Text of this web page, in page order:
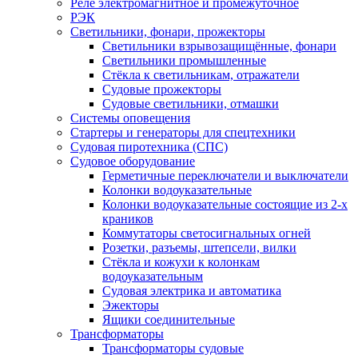
РЭК
Светильники, фонари, прожекторы
Светильники взрывозащищённые, фонари
Светильники промышленные
Стёкла к светильникам, отражатели
Судовые прожекторы
Судовые светильники, отмашки
Системы оповещения
Стартеры и генераторы для спецтехники
Судовая пиротехника (СПС)
Судовое оборудование
Герметичные переключатели и выключатели
Колонки водоуказательные
Колонки водоуказательные состоящие из 2-х
краников
Коммутаторы светосигнальных огней
Розетки, разъемы, штепсели, вилки
Стёкла и кожухи к колонкам
водоуказательным
Судовая электрика и автоматика
Эжекторы
Ящики соединительные
Трансформаторы
Трансформаторы судовые